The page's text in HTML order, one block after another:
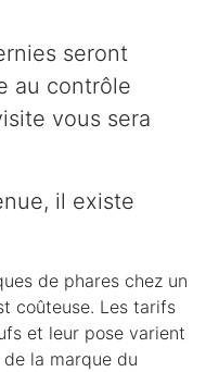
seront
au contrôle
vous sera
il existe
de phares chez un
coûteuse. Les tarifs
et leur pose varient
la marque du